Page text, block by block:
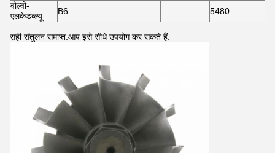
वोल्वो-
एलकेडब्ल्यू
B6 5480
सही संतुलन समाप्त.आप इसे सीधे उपयोग कर सकते हैं.